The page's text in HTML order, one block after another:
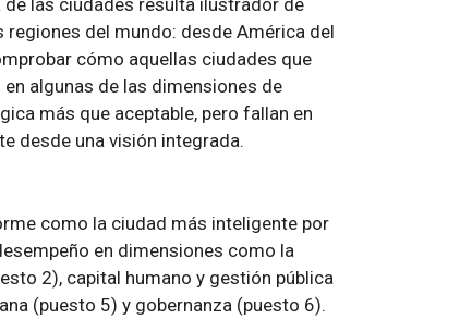
las ciudades resulta ilustrador de
del mundo: desde América del
cómo aquellas ciudades que
algunas de las dimensiones de
más que aceptable, pero fallan en
desde una visión integrada.
como la ciudad más inteligente por
en dimensiones como la
2), capital humano y gestión pública
(puesto 5) y gobernanza (puesto 6).